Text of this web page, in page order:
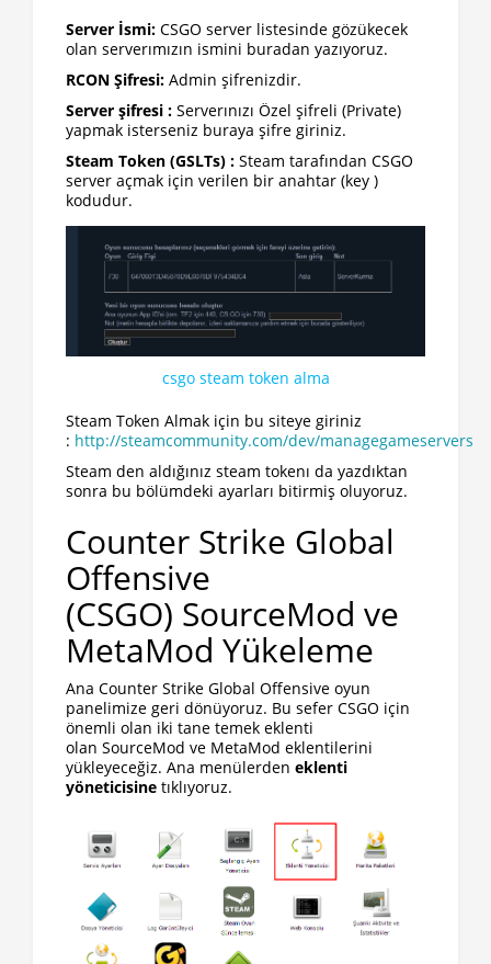
Server İsmi: CSGO server listesinde gözükecek
olan serverımızın ismini buradan yazıyoruz.
RCON Şifresi: Admin şifrenizdir.
Server şifresi : Serverınızı Özel şifreli (Private)
yapmak isterseniz buraya şifre giriniz.
Steam Token (GSLTs) : Steam tarafından CSGO
server açmak için verilen bir anahtar (key )
kodudur.
csgo steam token alma
Steam Token Almak için bu siteye giriniz
: http://steamcommunity.com/dev/managegameservers
Steam den aldığınız steam tokenı da yazdıktan
sonra bu bölümdeki ayarları bitirmiş oluyoruz.
Counter Strike Global
Offensive
(CSGO) SourceMod ve
MetaMod Yükeleme
Ana Counter Strike Global Offensive oyun
panelimize geri dönüyoruz. Bu sefer CSGO için
önemli olan iki tane temek eklenti
olan SourceMod ve MetaMod eklentilerini
yükleyeceğiz. Ana menülerden eklenti
yöneticisine tıklıyoruz.